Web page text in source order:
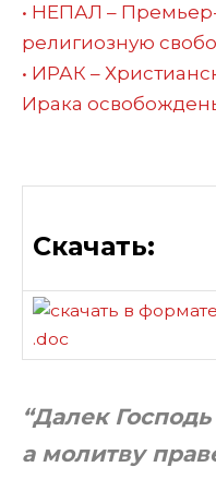
• НЕПАЛ –
религиозную
• ИРАК –
Ирака
Скачать:
“Далек
а молитву